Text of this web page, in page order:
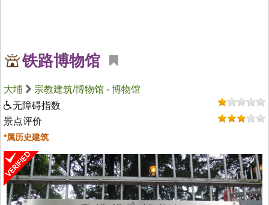
铁路博物馆
大埔 宗教建筑/博物馆 - 博物馆
无障碍指数
景点评价
*属历史建筑